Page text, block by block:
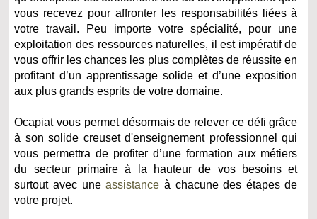
vous recevez pour affronter les responsabilités liées à
votre travail. Peu importe votre spécialité, pour une
exploitation des ressources naturelles, il est impératif de
vous offrir les chances les plus complètes de réussite en
profitant d’un apprentissage solide et d’une exposition
aux plus grands esprits de votre domaine.
Ocapiat vous permet désormais de relever ce défi grâce
à son solide creuset d'enseignement professionnel qui
vous permettra de profiter d’une formation aux métiers
du secteur primaire à la hauteur de vos besoins et
surtout avec uneassistance à chacune des étapes de
votre projet.